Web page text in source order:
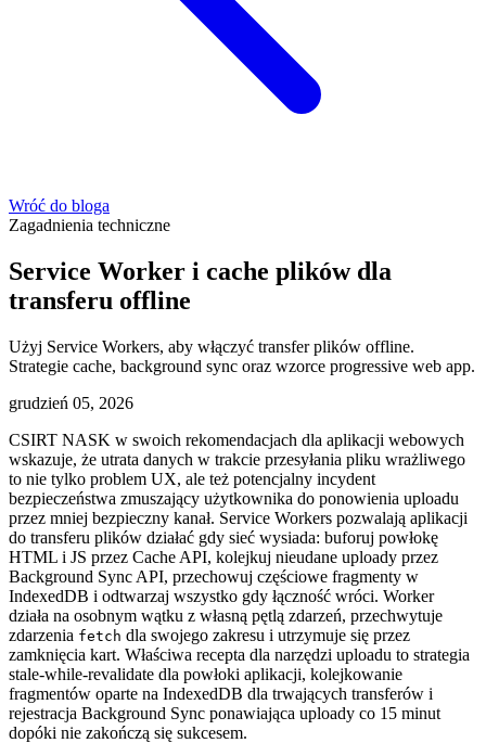
Wróć do bloga
Zagadnienia techniczne
Service Worker i cache plików dla
transferu offline
Użyj Service Workers, aby włączyć transfer plików offline.
Strategie cache, background sync oraz wzorce progressive web app.
grudzień 05, 2026
CSIRT NASK w swoich rekomendacjach dla aplikacji webowych
wskazuje, że utrata danych w trakcie przesyłania pliku wrażliwego
to nie tylko problem UX, ale też potencjalny incydent
bezpieczeństwa zmuszający użytkownika do ponowienia uploadu
przez mniej bezpieczny kanał. Service Workers pozwalają aplikacji
do transferu plików działać gdy sieć wysiada: buforuj powłokę
HTML i JS przez Cache API, kolejkuj nieudane uploady przez
Background Sync API, przechowuj częściowe fragmenty w
IndexedDB i odtwarzaj wszystko gdy łączność wróci. Worker
działa na osobnym wątku z własną pętlą zdarzeń, przechwytuje
zdarzenia fetch dla swojego zakresu i utrzymuje się przez
zamknięcia kart. Właściwa recepta dla narzędzi uploadu to strategia
stale-while-revalidate dla powłoki aplikacji, kolejkowanie
fragmentów oparte na IndexedDB dla trwających transferów i
rejestracja Background Sync ponawiająca uploady co 15 minut
dopóki nie zakończą się sukcesem.